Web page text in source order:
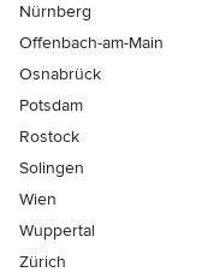
Nürnberg
Offenbach-am-Main
Osnabrück
Potsdam
Rostock
Solingen
Wien
Wuppertal
Zürich